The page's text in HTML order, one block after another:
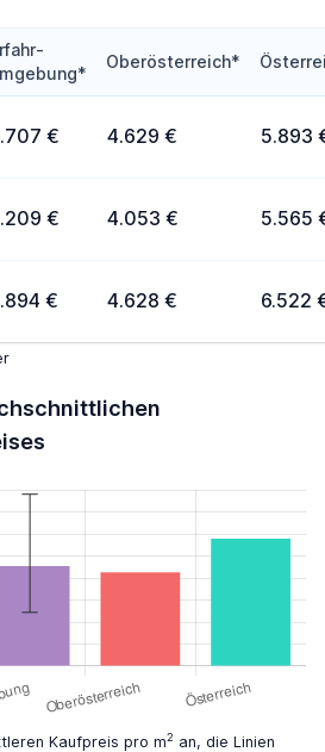
Oberösterreich*
€ 4.629 € 5.893
€ 4.053 € 5.565
€ 4.628 € 6.522
Kaufpreis pro m2 an, die Linien